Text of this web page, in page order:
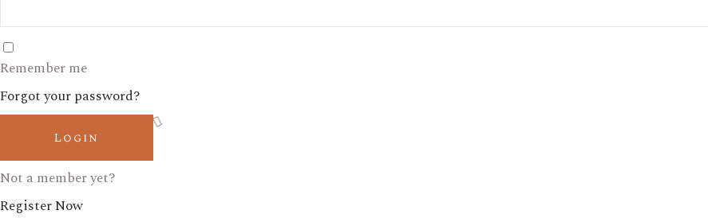
Remember me
Forgot your password?
Login
Not a member yet?
Register Now